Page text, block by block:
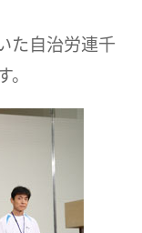
た自治労連千